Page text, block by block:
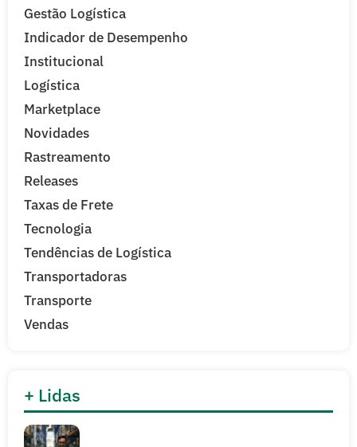
Gestão Logística
Indicador de Desempenho
Institucional
Logística
Marketplace
Novidades
Rastreamento
Releases
Taxas de Frete
Tecnologia
Tendências de Logística
Transportadoras
Transporte
Vendas
+ Lidas